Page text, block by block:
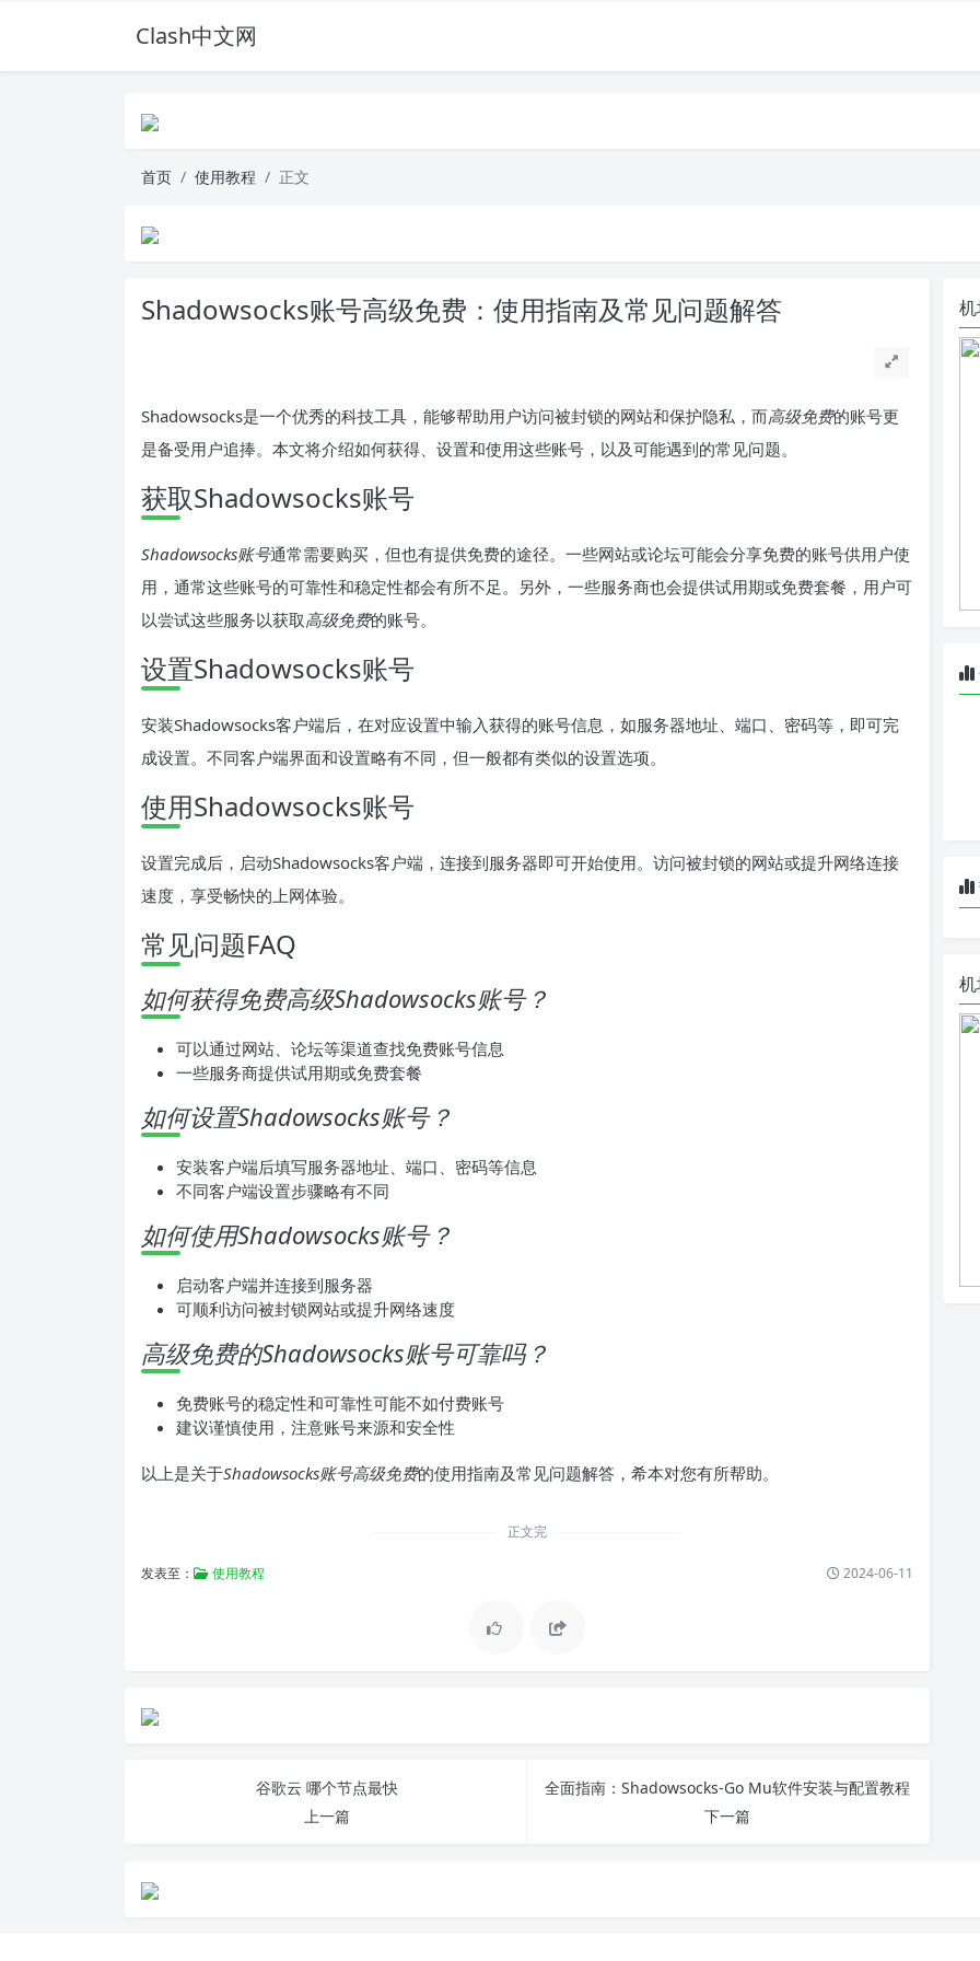
Clash中文网
首页 使用教程 正文
Shadowsocks账号高级免费：使用指南及常见问题解答
Shadowsocks是一个优秀的科技工具，能够帮助用户访问被封锁的网站和保护隐私，而高级免费的账号更
是备受用户追捧。本文将介绍如何获得、设置和使用这些账号，以及可能遇到的常见问题。
获取Shadowsocks账号
Shadowsocks账号通常需要购买，但也有提供免费的途径。一些网站或论坛可能会分享免费的账号供用户使
用，通常这些账号的可靠性和稳定性都会有所不足。另外，一些服务商也会提供试用期或免费套餐，用户可
以尝试这些服务以获取高级免费的账号。
设置Shadowsocks账号
安装Shadowsocks客户端后，在对应设置中输入获得的账号信息，如服务器地址、端口、密码等，即可完
成设置。不同客户端界面和设置略有不同，但一般都有类似的设置选项。
使用Shadowsocks账号
设置完成后，启动Shadowsocks客户端，连接到服务器即可开始使用。访问被封锁的网站或提升网络连接
速度，享受畅快的上网体验。
常见问题FAQ
如何获得免费高级Shadowsocks账号？
可以通过网站、论坛等渠道查找免费账号信息
一些服务商提供试用期或免费套餐
如何设置Shadowsocks账号？
安装客户端后填写服务器地址、端口、密码等信息
不同客户端设置步骤略有不同
如何使用Shadowsocks账号？
启动客户端并连接到服务器
可顺利访问被封锁网站或提升网络速度
高级免费的Shadowsocks账号可靠吗？
免费账号的稳定性和可靠性可能不如付费账号
建议谨慎使用，注意账号来源和安全性
以上是关于Shadowsocks账号高级免费的使用指南及常见问题解答，希本对您有所帮助。
正文完
发表至： 使用教程 2024-06-11
谷歌云 哪个节点最快
上一篇
全面指南：Shadowsocks-Go Mu软件安装与配置教程
下一篇